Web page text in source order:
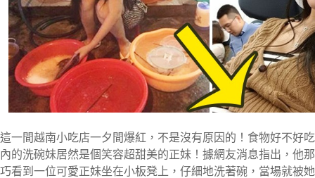
這一間越南小吃店一夕間爆紅，不是沒有原因的！食物好不好
內的洗碗妹居然是個笑容超甜美的正妹！據網友消息指出，他
巧看到一位可愛正妹坐在小板凳上，仔細地洗著碗，當場就被